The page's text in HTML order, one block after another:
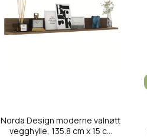
Norda Design moderne valnøtt
vegghylle, 135.8 cm x 15 c...